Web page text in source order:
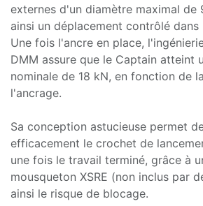
externes d'un diamètre maximal de
ainsi un déplacement contrôlé
Une fois l'ancre en place,
DMM assure que le Captain atteint
nominale de 18 kN, en fonction de
l'ancrage.
Sa conception astucieuse permet
efficacement le crochet de
une fois le travail terminé, grâce à
mousqueton XSRE (non inclus par
ainsi le risque de blocage.